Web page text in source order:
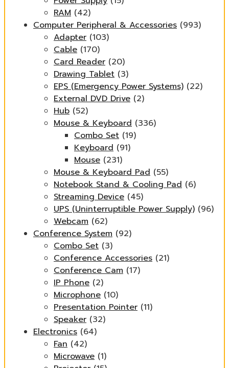
RAM (42)
Computer Peripheral & Accessories (993)
Adapter (103)
Cable (170)
Card Reader (20)
Drawing Tablet (3)
EPS (Emergency Power Systems) (22)
External DVD Drive (2)
Hub (52)
Mouse & Keyboard (336)
Combo Set (19)
Keyboard (91)
Mouse (231)
Mouse & Keyboard Pad (55)
Notebook Stand & Cooling Pad (6)
Streaming Device (45)
UPS (Uninterruptible Power Supply) (96)
Webcam (62)
Conference System (92)
Combo Set (3)
Conference Accessories (21)
Conference Cam (17)
IP Phone (2)
Microphone (10)
Presentation Pointer (11)
Speaker (32)
Electronics (64)
Fan (42)
Microwave (1)